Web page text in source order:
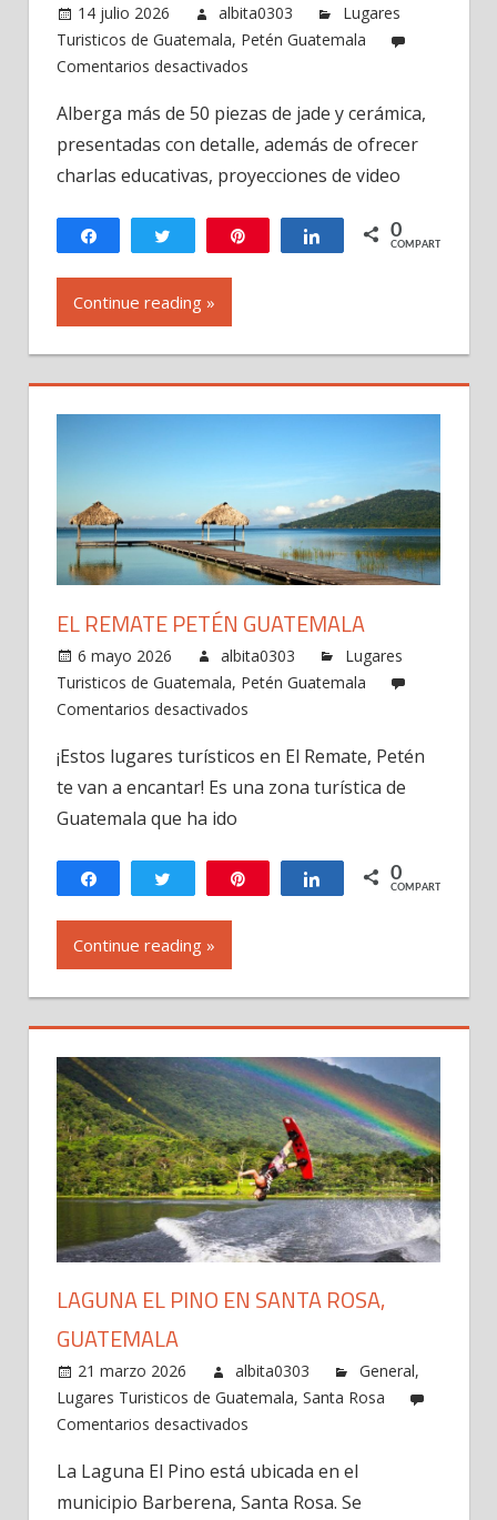
14 julio 2026 albita0303
Lugares
Turisticos de Guatemala, Petén Guatemala
Comentarios desactivados
de
Jade
y
Cultural,
El
Alberga más de 50 piezas de jade y cerámica,
presentadas con detalle, además de ofrecer
charlas educativas, proyecciones de video
Compartir Twittear Compartir
0
COMPARTIR
Continue reading »
EL REMATE PETÉN GUATEMALA
6 mayo 2026 albita0303
Lugares
Turisticos de Guatemala, Petén Guatemala
Comentarios desactivados
Remate
Petén
¡Estos lugares turísticos en El Remate, Petén
te van a encantar! Es una zona turística de
Guatemala que ha ido
Compartir Twittear Compartir
0
COMPARTIR
Continue reading »
LAGUNA EL PINO EN SANTA ROSA,
GUATEMALA
21 marzo 2026 albita0303 General,
Lugares Turisticos de Guatemala, Santa Rosa
Comentarios desactivados
El
Pino
La Laguna El Pino está ubicada en el
municipio Barberena, Santa Rosa. Se